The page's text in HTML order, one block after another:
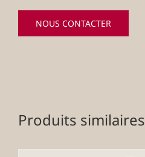
NOUS CONTACTER
Produits similaires